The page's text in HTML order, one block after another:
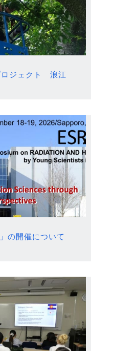
ロジェクト 浪江
の開催について